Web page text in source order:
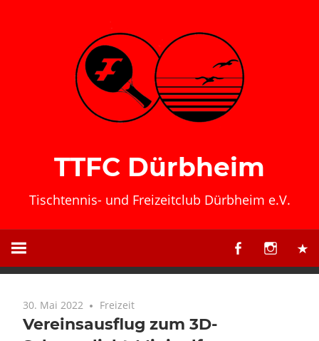
TTFC Dürbheim
Tischtennis- und Freizeitclub Dürbheim e.V.
30. Mai 2022 Freizeit
Vereinsausflug zum 3D-